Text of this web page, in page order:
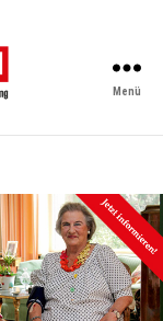
Menü